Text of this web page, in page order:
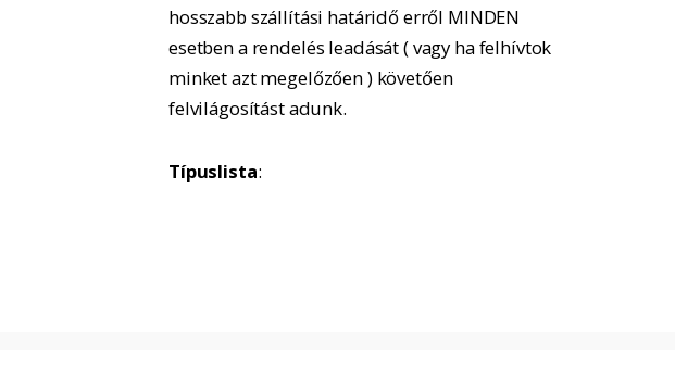
hosszabb szállítási határidő erről MINDEN
esetben a rendelés leadását ( vagy ha felhívtok
minket azt megelőzően ) követően
felvilágosítást adunk.
Típuslista: